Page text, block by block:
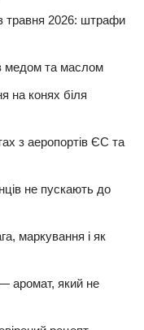
травня 2026: штрафи
медом та маслом
на конях біля
з аеропортів ЄС та
не пускають до
маркування і як
аромат, який не